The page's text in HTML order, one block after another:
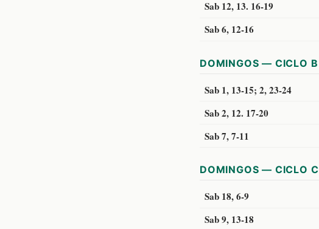
Sab 12, 13. 16-19
Sab 6, 12-16
DOMINGOS — CICLO B
Sab 1, 13-15; 2, 23-24
Sab 2, 12. 17-20
Sab 7, 7-11
DOMINGOS — CICLO C
Sab 18, 6-9
Sab 9, 13-18